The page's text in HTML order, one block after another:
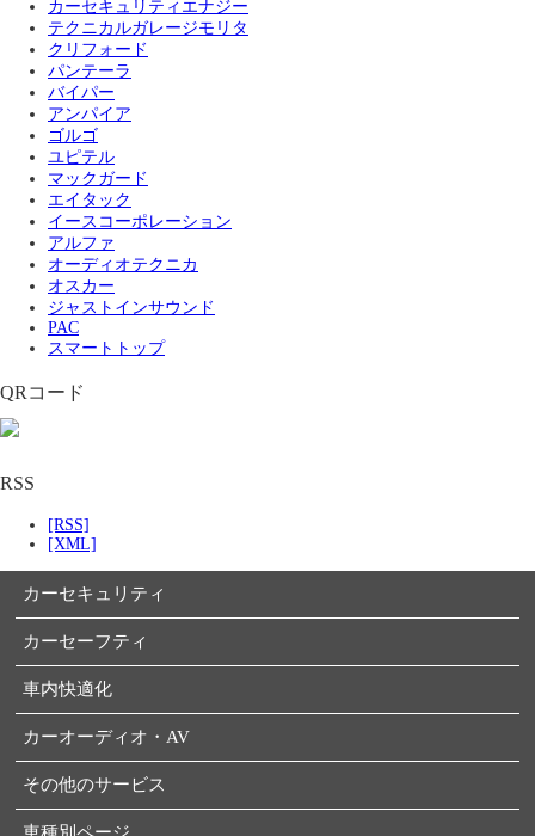
カーセキュリティエナジー
テクニカルガレージモリタ
クリフォード
パンテーラ
バイパー
アンパイア
ゴルゴ
ユピテル
マックガード
エイタック
イースコーポレーション
アルファ
オーディオテクニカ
オスカー
ジャストインサウンド
PAC
スマートトップ
QRコード
RSS
[RSS]
[XML]
カーセキュリティ
カーセーフティ
車内快適化
カーオーディオ・AV
その他のサービス